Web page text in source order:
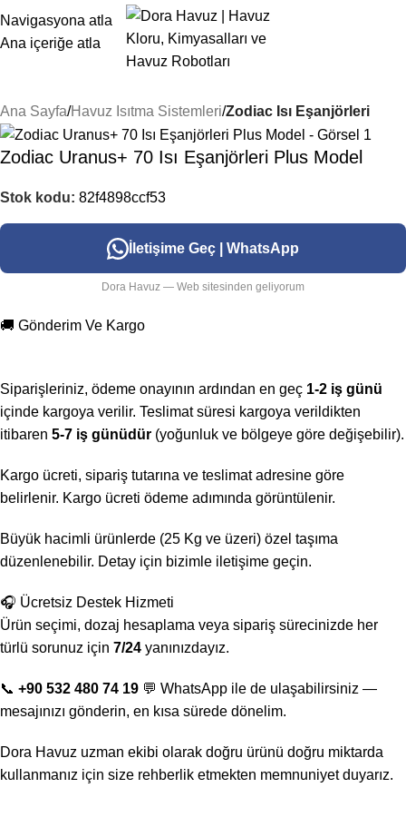
Navigasyona atla
Ana içeriğe atla
Ana Sayfa Havuz Isıtma Sistemleri Zodiac Isı Eşanjörleri
Zodiac Uranus+ 70 Isı Eşanjörleri Plus Model
Stok kodu: 82f4898ccf53
İletişime Geç | WhatsApp
Dora Havuz — Web sitesinden geliyorum
🚚 Gönderim Ve Kargo
Siparişleriniz, ödeme onayının ardından en geç 1-2 iş günü
içinde kargoya verilir. Teslimat süresi kargoya verildikten
itibaren 5-7 iş günüdür (yoğunluk ve bölgeye göre değişebilir).
Kargo ücreti, sipariş tutarına ve teslimat adresine göre
belirlenir. Kargo ücreti ödeme adımında görüntülenir.
Büyük hacimli ürünlerde (25 Kg ve üzeri) özel taşıma
düzenlenebilir. Detay için bizimle iletişime geçin.
🎧 Ücretsiz Destek Hizmeti
Ürün seçimi, dozaj hesaplama veya sipariş sürecinizde her
türlü sorunuz için 7/24 yanınızdayız.
📞 +90 532 480 74 19 💬 WhatsApp ile de ulaşabilirsiniz —
mesajınızı gönderin, en kısa sürede dönelim.
Dora Havuz uzman ekibi olarak doğru ürünü doğru miktarda
kullanmanız için size rehberlik etmekten memnuniyet duyarız.